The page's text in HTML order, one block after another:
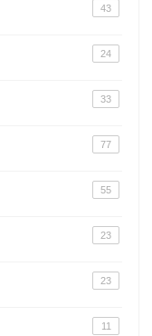
43
24
33
77
55
23
23
11